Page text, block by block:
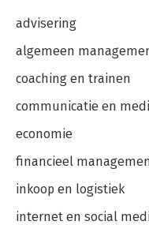
advisering
algemeen
coaching en trainen
communicatie en
economie
financieel
inkoop en logistiek
internet en social